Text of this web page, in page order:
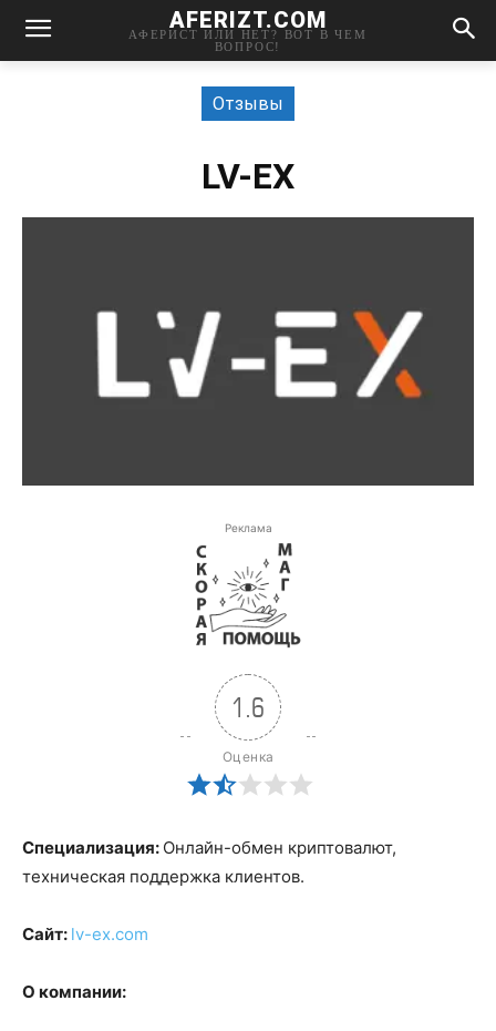
AFERIZT.COM
АФЕРИСТ ИЛИ НЕТ? ВОТ В ЧЕМ
ВОПРОС!
Отзывы
LV-EX
Реклама
1.6
Оценка
Специализация: Онлайн-обмен криптовалют,
техническая поддержка клиентов.
Сайт: lv-ex.com
О компании: